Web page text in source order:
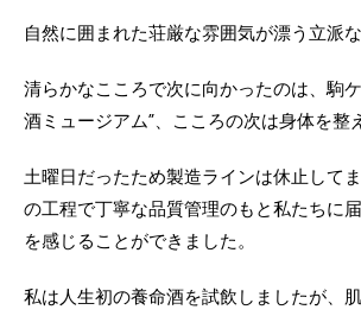
自然に囲まれた荘厳な雰囲気が漂う立派な
清らかなこころで次に向かったのは、駒
酒ミュージアム”、こころの次は身体を整
土曜日だったため製造ラインは休止して
の工程で丁寧な品質管理のもと私たちに
を感じることができました。
私は人生初の養命酒を試飲しましたが、